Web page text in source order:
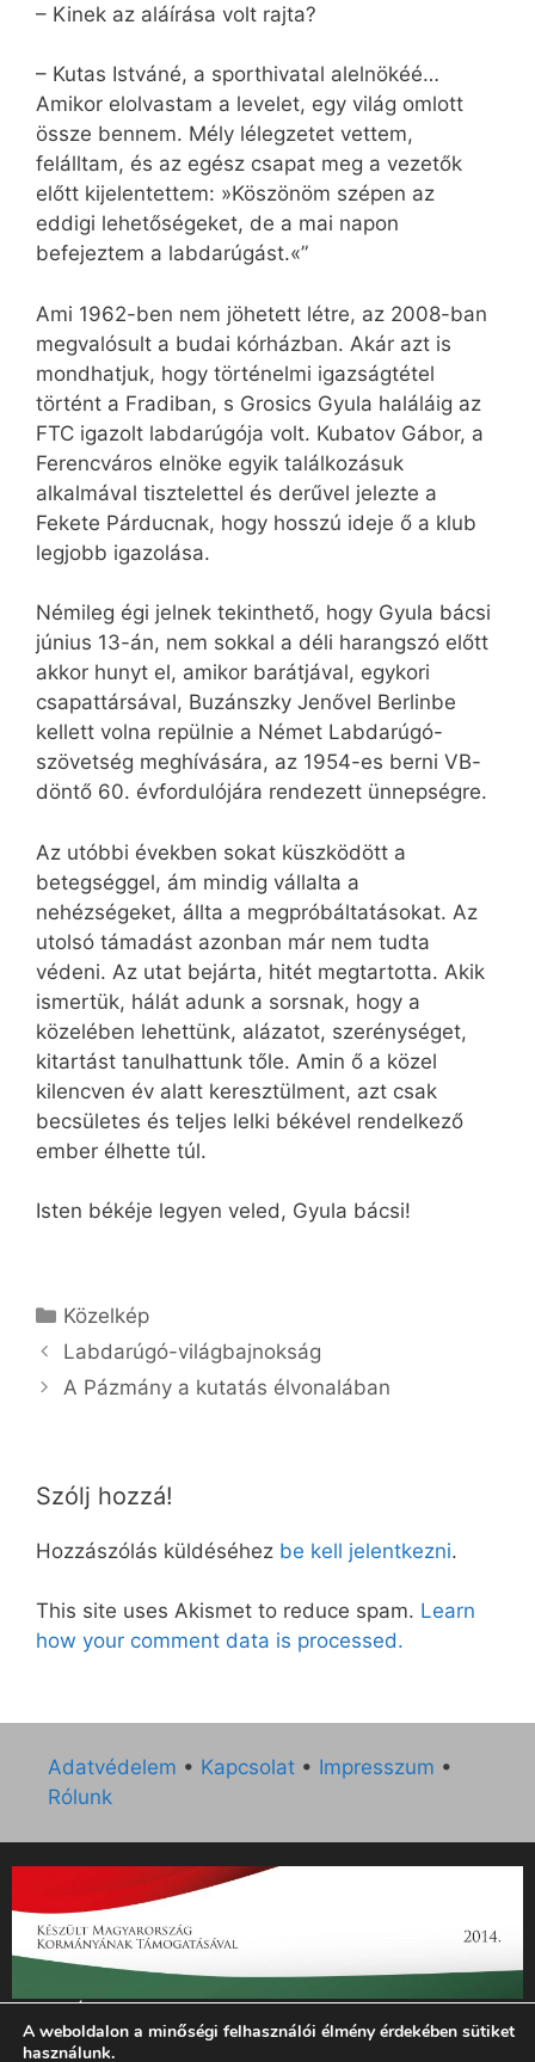
– Kinek az aláírása volt rajta?
– Kutas Istváné, a sporthivatal alelnökéé…
Amikor elolvastam a levelet, egy világ omlott
össze bennem. Mély lélegzetet vettem,
felálltam, és az egész csapat meg a vezetők
előtt kijelentettem: »Köszönöm szépen az
eddigi lehetőségeket, de a mai napon
befejeztem a labdarúgást.«”
Ami 1962-ben nem jöhetett létre, az 2008-ban
megvalósult a budai kórházban. Akár azt is
mondhatjuk, hogy történelmi igazságtétel
történt a Fradiban, s Grosics Gyula haláláig az
FTC igazolt labdarúgója volt. Kubatov Gábor, a
Ferencváros elnöke egyik találkozásuk
alkalmával tisztelettel és derűvel jelezte a
Fekete Párducnak, hogy hosszú ideje ő a klub
legjobb igazolása.
Némileg égi jelnek tekinthető, hogy Gyula bácsi
június 13-án, nem sokkal a déli harangszó előtt
akkor hunyt el, amikor barátjával, egykori
csapattársával, Buzánszky Jenővel Berlinbe
kellett volna repülnie a Német Labdarúgó-
szövetség meghívására, az 1954-es berni VB-
döntő 60. évfordulójára rendezett ünnepségre.
Az utóbbi években sokat küszködött a
betegséggel, ám mindig vállalta a
nehézségeket, állta a megpróbáltatásokat. Az
utolsó támadást azonban már nem tudta
védeni. Az utat bejárta, hitét megtartotta. Akik
ismertük, hálát adunk a sorsnak, hogy a
közelében lehettünk, alázatot, szerénységet,
kitartást tanulhattunk tőle. Amin ő a közel
kilencven év alatt keresztülment, azt csak
becsületes és teljes lelki békével rendelkező
ember élhette túl.
Isten békéje legyen veled, Gyula bácsi!
Kategória
Közelkép
Labdarúgó-világbajnokság
A Pázmány a kutatás élvonalában
Szólj hozzá!
Hozzászólás küldéséhez be kell jelentkezni.
This site uses Akismet to reduce spam. Learn
how your comment data is processed.
Adatvédelem • Kapcsolat • Impresszum •
Rólunk
„Az Új Ember katolikus hetilap 2014. évi működésének
támogatását az EGYH-KCP-14-P-0121 sz. támogatási
A weboldalon a minőségi felhasználói élmény érdekében sütiket
használunk.